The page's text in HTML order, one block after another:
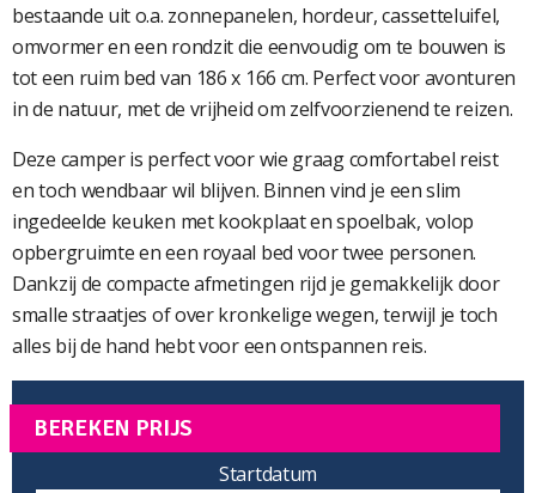
bestaande uit o.a. zonnepanelen, hordeur, cassetteluifel,
omvormer en een rondzit die eenvoudig om te bouwen is
tot een ruim bed van 186 x 166 cm. Perfect voor avonturen
in de natuur, met de vrijheid om zelfvoorzienend te reizen.
Deze camper is perfect voor wie graag comfortabel reist
en toch wendbaar wil blijven. Binnen vind je een slim
ingedeelde keuken met kookplaat en spoelbak, volop
opbergruimte en een royaal bed voor twee personen.
Dankzij de compacte afmetingen rijd je gemakkelijk door
smalle straatjes of over kronkelige wegen, terwijl je toch
alles bij de hand hebt voor een ontspannen reis.
BEREKEN PRIJS
Startdatum